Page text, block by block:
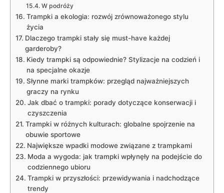
W⁣ podróży
Trampki ⁢a ​ekologia: rozwój ⁣zrównoważonego​ stylu
życia
Dlaczego​ trampki stały ⁤się must-have każdej
garderoby?
Kiedy trampki są odpowiednie? ‌Stylizacje na codzień i
⁢na specjalne okazje
Słynne​ marki trampków:⁣ przegląd najważniejszych⁤
graczy na rynku
Jak ⁣dbać o trampki: porady dotyczące⁣ konserwacji i
czyszczenia
Trampki w różnych kulturach: globalne​ spojrzenie na
⁢obuwie sportowe
Największe wpadki modowe związane z trampkami
Moda a ⁢wygoda: jak ‌trampki⁢ wpłynęły⁤ na podejście do
codziennego ubioru
Trampki⁢ w przyszłości: przewidywania i nadchodzące
trendy